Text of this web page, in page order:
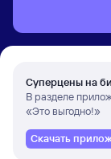
Суперцены на
В разделе
«Это выгодно!»
Скачать